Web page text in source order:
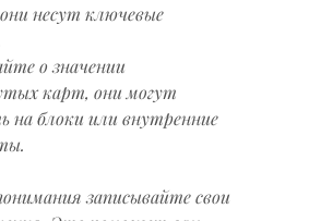
несут ключевые
о значении
карт, они могут
на блоки или внутренние
записывайте свои